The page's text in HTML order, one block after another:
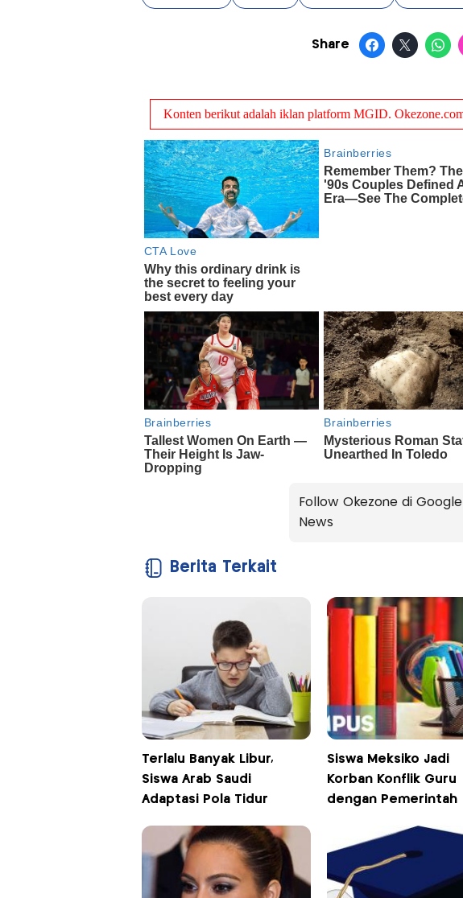
Share
Follow Okezone di Google
News
Berita Terkait
Terlalu Banyak Libur,
Siswa Arab Saudi
Adaptasi Pola Tidur
Siswa Meksiko Jadi
Korban Konflik Guru
dengan Pemerintah